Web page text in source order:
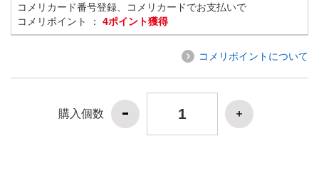
コメリカード番号登録、コメリカードでお支払いで
コメリポイント ： 4ポイント獲得
コメリポイントについて
購入個数